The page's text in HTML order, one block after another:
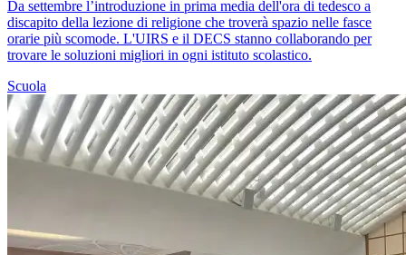
Da settembre l’introduzione in prima media dell'ora di tedesco a
discapito della lezione di religione che troverà spazio nelle fasce
orarie più scomode. L'UIRS e il DECS stanno collaborando per
trovare le soluzioni migliori in ogni istituto scolastico.
Scuola